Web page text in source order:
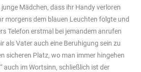
Mädchen, dass ihr Handy verloren
morgens dem blauen Leuchten folgte und
Telefon erstmal bei jemandem anrufen
als Vater auch eine Beruhigung sein zu
sicheren Platz, wo man immer hingehen
auch im Wortsinn, schließlich ist der